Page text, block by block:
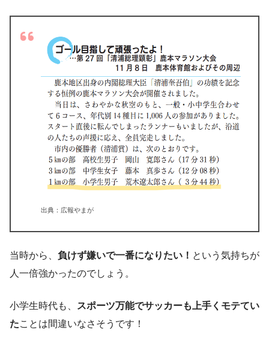
出典：広報やまが
当時から、 負けず嫌いで一番になりたい！ という気持ちが
人一倍強かったのでしょう。
小学生時代も、
スポーツ万能でサッカーも上手くモテてい
たことは間違いなさそうです！